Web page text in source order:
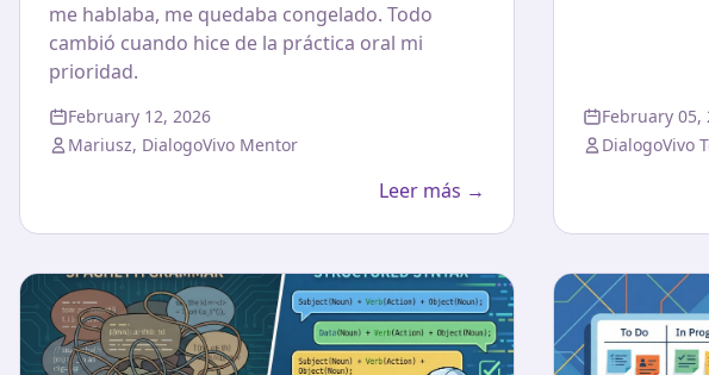
me hablaba, me quedaba congelado. Todo
cambió cuando hice de la práctica oral mi
prioridad.
February 12, 2026
Mariusz, DialogoVivo Mentor
Leer más →
February 05,
DialogoVivo